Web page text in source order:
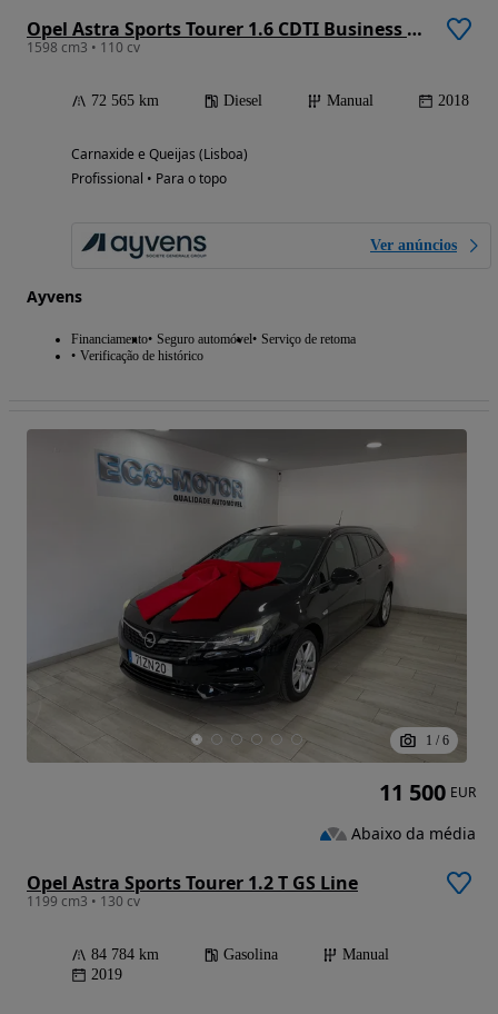
Opel Astra Sports Tourer 1.6 CDTI Business Edition S/S
1598 cm3 • 110 cv
72 565 km Diesel Manual 2018
Carnaxide e Queijas (Lisboa)
Profissional • Para o topo
Ver anúncios
Ayvens
Financiamento Seguro automóvel
Serviço de retoma
Verificação de histórico
1 / 6
Opel Astra Sports Tourer 1.2 T GS Line
1199 cm3 • 130 cv
84 784 km Gasolina
Manual
2019
11 500 EUR
Abaixo da média